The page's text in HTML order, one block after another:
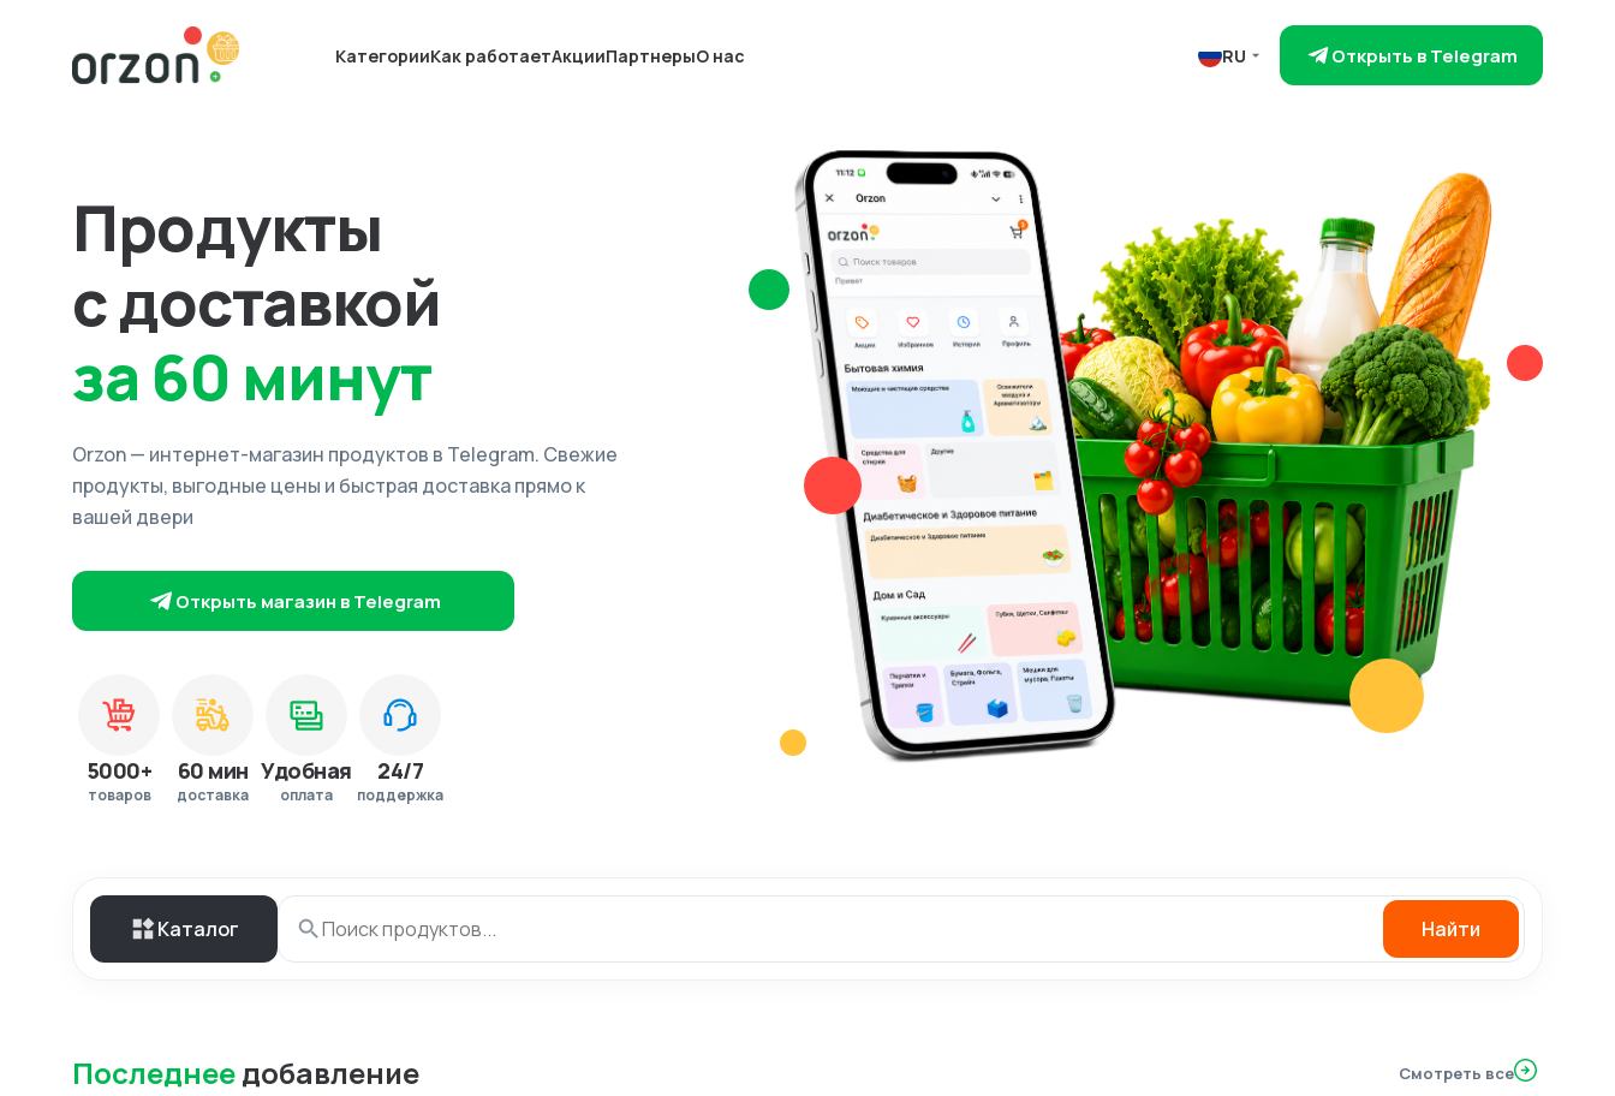
КатегорииКак работаетАкцииПартнерыО нас RU Открыть в Telegram
Продукты
с доставкой
за 60 минут
Orzon — интернет-магазин продуктов в Telegram. Свежие
продукты, выгодные цены и быстрая доставка прямо к
вашей двери
Открыть магазин в Telegram
5000+
товаров
60 мин
доставка
Удобная
оплата
24/7
поддержка
Каталог Найти
Последнеедобавление Смотреть все